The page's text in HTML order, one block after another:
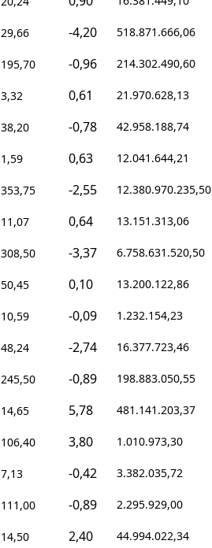
Kırıkkale
Batman
Şırnak
Bartın
Ardahan
Iğdır
Yalova
Karabük
Kilis
Osmaniye
Düzce
29,66 -4,20 518.871.666,06
195,70 -0,96 214.302.490,60
3,32 0,61 21.970.628,13
38,20 -0,78 42.958.188,74
1,59 0,63 12.041.644,21
353,75 -2,55 12.380.970.235,50
11,07 0,64 13.151.313,06
308,50 -3,37 6.758.631.520,50
50,45 0,10 13.200.122,86
10,59 -0,09 1.232.154,23
48,24 -2,74 16.377.723,46
245,50 -0,89 198.883.050,55
14,65 5,78 481.141.203,37
106,40 3,80 1.010.973,30
7,13 -0,42 3.382.035,72
111,00 -0,89 2.295.929,00
14,50 2,40 44.994.022,34